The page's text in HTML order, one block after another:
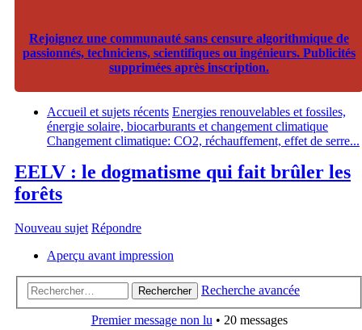
Rejoignez une communauté sans censure algorithmique de
passionnés, techniciens, scientifiques ou ingénieurs. Publicités
supprimées après inscription.
Accueil et sujets récents Energies renouvelables et fossiles,
énergie solaire, biocarburants et changement climatique
Changement climatique: CO2, réchauffement, effet de serre...
EELV : le dogmatisme qui fait brûler les
forêts
Nouveau sujet Répondre
Aperçu avant impression
Rechercher Recherche avancée
Premier message non lu • 20 messages